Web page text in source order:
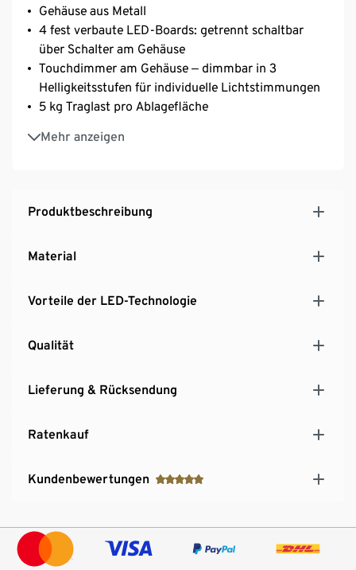
Gehäuse aus Metall
4 fest verbaute LED-Boards: getrennt schaltbar
über Schalter am Gehäuse
Touchdimmer am Gehäuse ‒ dimmbar in 3
Helligkeitsstufen für individuelle Lichtstimmungen
5 kg Traglast pro Ablagefläche
Mehr anzeigen
Fußtrittschalter
Lichtfarbe warmweiß ‒ 3.000 K
Produktbeschreibung
Material
Vorteile der LED-Technologie
Qualität
Lieferung & Rücksendung
Ratenkauf
Kundenbewertungen